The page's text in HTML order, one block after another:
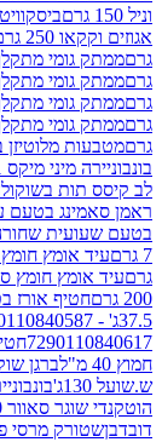
ביסקוויט לוטוס במילוי
גרם
גליליות וופלים
מתקלף חיות 102 גרם
מתקלף אפרסק תפוז 85
מתקלף חיות 102 גרם
מתקלף אפרסק 75 גרם
ביטקוין 1 ק"ג
מיקס 181 גרם
102 גרם
עוף חריף 140 גרם
שחורה צאצ'רוני 140 גרם
חומץ ספריי רימון 50 גרם
חומץ סוכריה+גלי חמוץ
אורז בטעם צ'לי 120 גרם
חטיפי חומוס דבאייל
ברגן שוקוצ'יפס ש.לבן
בונבוניירה רפאלו 240 גרם
100 גרם תפוח
מרסי פטיטס מיניאטור